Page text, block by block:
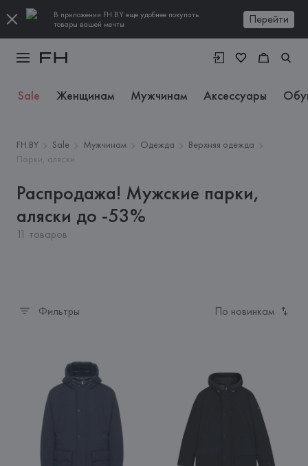
В приложении FH.BY еще удобнее покупать
товары вашей мечты
Перейти
Sale Женщинам Мужчинам Аксессуары
FH.BY Sale Мужчинам Одежда
Верхняя одежда
Парки, аляски
Распродажа! Мужские парки,
аляски до -53%
11 товаров
Фильтры По новинкам